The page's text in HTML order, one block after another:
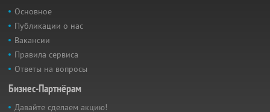
Основное
Публикации о нас
Вакансии
Правила сервиса
Ответы на вопросы
Бизнес-Партнёрам
Давайте сделаем акцию!